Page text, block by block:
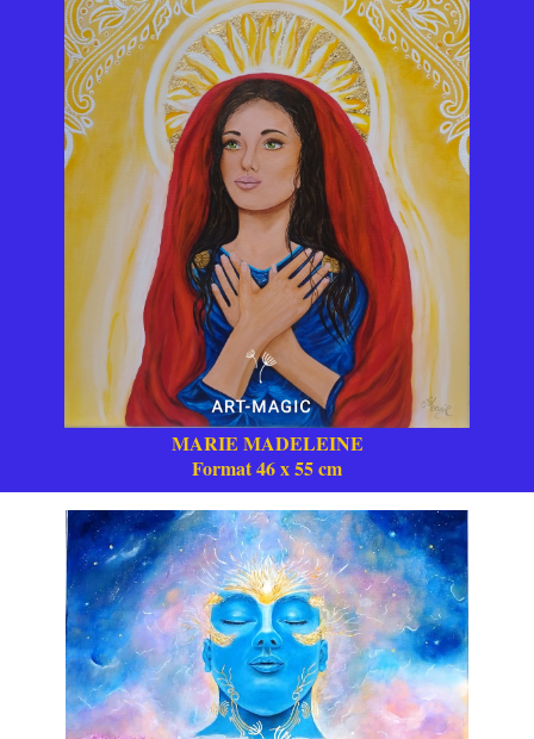
MARIE MADELEINE
Format 46 x 55 cm